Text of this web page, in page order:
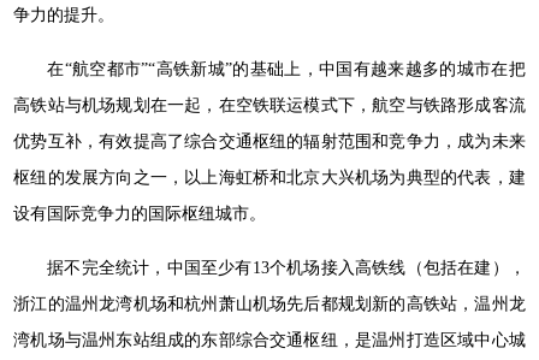
争力的提升。
在“航空都市”“高铁新城”的基础上，中国有越来越多的城市在把
高铁站与机场规划在一起，在空铁联运模式下，航空与铁路形成客流
优势互补，有效提高了综合交通枢纽的辐射范围和竞争力，成为未来
枢纽的发展方向之一，以上海虹桥和北京大兴机场为典型的代表，建
设有国际竞争力的国际枢纽城市。
据不完全统计，中国至少有13个机场接入高铁线（包括在建），
浙江的温州龙湾机场和杭州萧山机场先后都规划新的高铁站，温州龙
湾机场与温州东站组成的东部综合交通枢纽，是温州打造区域中心城